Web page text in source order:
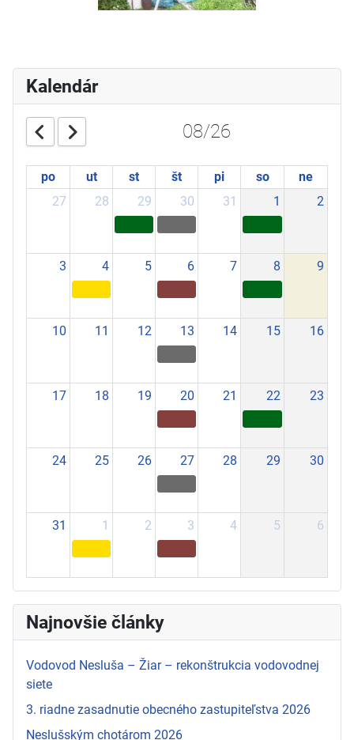
Kalendár
08/26
po ut st št pi so
ne
27
28 29 30 31 1 2
3 4 5 6 7 8 9
10 11 12 13 14 15 16
17 18 19 20 21 22 23
24 25 26 27 28 29 30
31 1 2 3 4 5 6
Najnovšie články
Vodovod Nesluša – Žiar – rekonštrukcia vodovodnej
siete
3. riadne zasadnutie obecného zastupiteľstva 2026
Neslušským chotárom 2026